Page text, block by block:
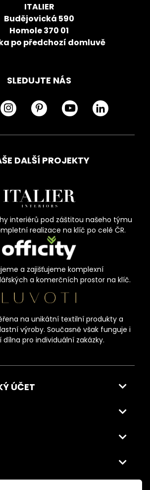
ITALIER
Budějovická 590
Homole 370 01
po předchozí domluvě
SLEDUJTE NÁS
DALŠÍ PROJEKTY
interiérů pod záštitou našeho týmu
realizace na klíč po celé ČR.
a zajišťujeme komplexní
a komerčních prostor na klíč.
na unikátní textilní produkty a
výroby. Současně však funguje i
dílna pro individuální zakázky.
ÚČET